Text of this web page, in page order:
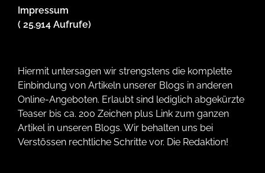
Impressum
( 25.914 Aufrufe)
Hiermit untersagen wir strengstens die komplette
Einbindung von Artikeln unserer Blogs in anderen
Online-Angeboten. Erlaubt sind lediglich abgekürzte
Teaser bis ca. 200 Zeichen plus Link zum ganzen
Artikel in unseren Blogs. Wir behalten uns bei
Verstössen rechtliche Schritte vor. Die Redaktion!